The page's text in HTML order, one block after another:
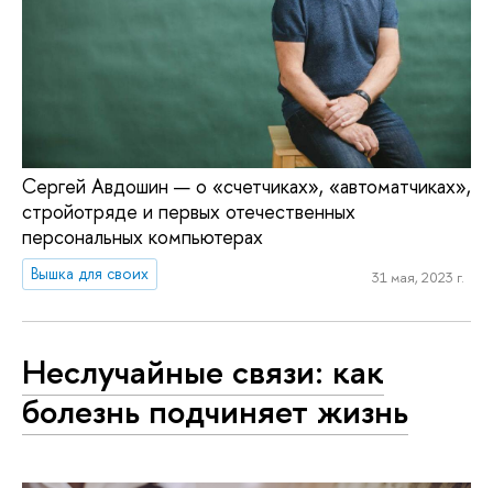
Сергей Авдошин — о «счетчиках», «автоматчиках»,
стройотряде и первых отечественных
персональных компьютерах
Вышка для своих 31 мая, 2023 г.
Неслучайные связи: как
болезнь подчиняет жизнь